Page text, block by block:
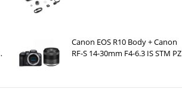
Canon EOS R10 Body + Canon
RF-S 14-30mm F4-6.3 IS STM PZ